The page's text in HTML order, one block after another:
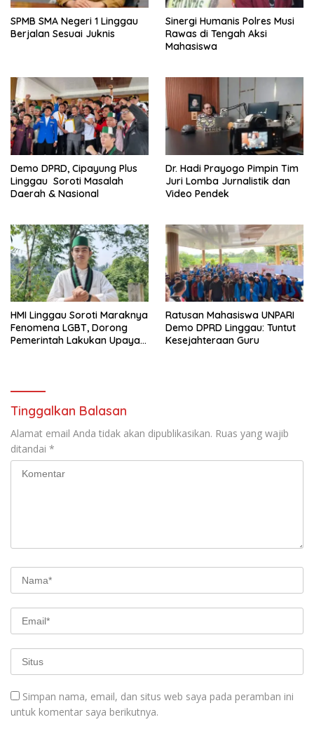
SPMB SMA Negeri 1 Linggau
Berjalan Sesuai Juknis
Sinergi Humanis Polres Musi
Rawas di Tengah Aksi
Mahasiswa
Demo DPRD, Cipayung Plus
Linggau Soroti Masalah
Daerah & Nasional
Dr. Hadi Prayogo Pimpin Tim
Juri Lomba Jurnalistik dan
Video Pendek
HMI Linggau Soroti Maraknya
Fenomena LGBT, Dorong
Pemerintah Lakukan Upaya
Ratusan Mahasiswa UNPARI
Demo DPRD Linggau: Tuntut
Kesejahteraan Guru
Tinggalkan Balasan
Alamat email Anda tidak akan dipublikasikan. Ruas yang wajib
ditandai *
Simpan nama, email, dan situs web saya pada peramban ini
untuk komentar saya berikutnya.